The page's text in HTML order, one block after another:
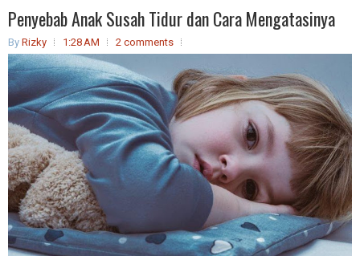
Penyebab Anak Susah Tidur dan Cara Mengatasinya
By Rizky 1:28 AM 2 comments